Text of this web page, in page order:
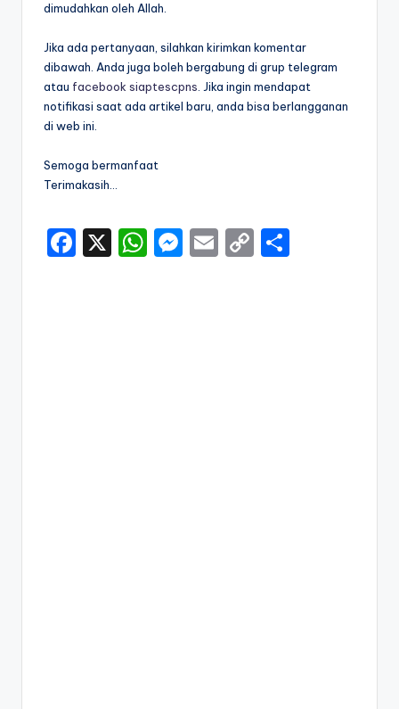
dimudahkan oleh Allah.
Jika ada pertanyaan, silahkan kirimkan komentar
dibawah. Anda juga boleh bergabung di grup telegram
atau facebook siaptescpns . Jika ingin mendapat
notifikasi saat ada artikel baru, anda bisa berlangganan
di web ini.
Semoga bermanfaat
Terimakasih…
F
X
W M E
C